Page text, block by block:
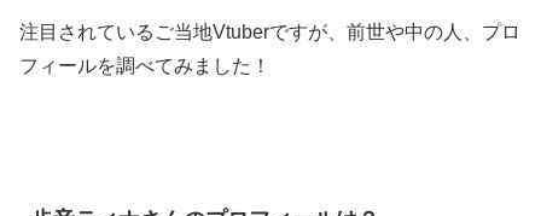
注目されているご当地Vtuberですが、前世や中の人、プロ
フィールを調べてみました！